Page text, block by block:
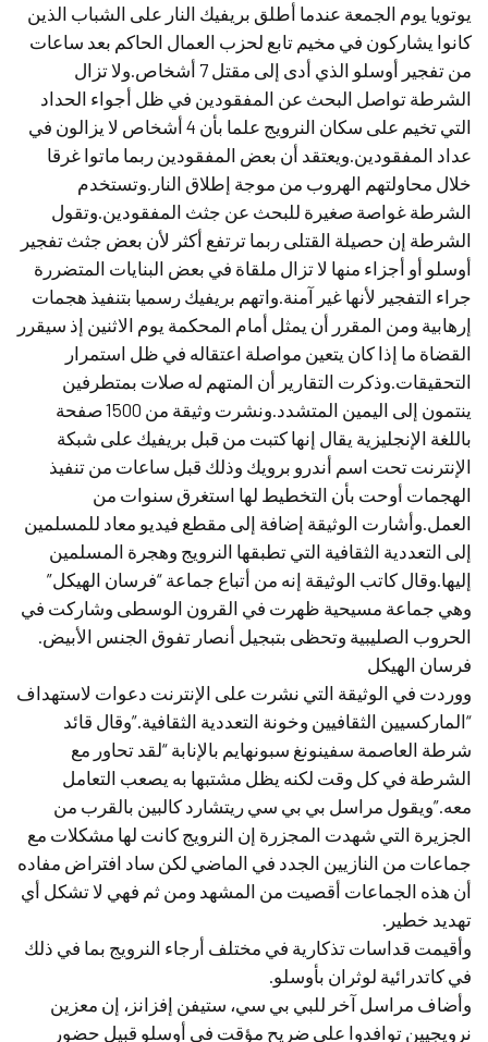
يوتويا يوم الجمعة عندما أطلق بريفيك النار على الشباب الذين
كانوا يشاركون في مخيم تابع لحزب العمال الحاكم بعد ساعات
من تفجير أوسلو الذي أدى إلى مقتل 7 أشخاص.ولا تزال
الشرطة تواصل البحث عن المفقودين في ظل أجواء الحداد
التي تخيم على سكان النرويج علما بأن 4 أشخاص لا يزالون في
عداد المفقودين.ويعتقد أن بعض المفقودين ربما ماتوا غرقا
خلال محاولتهم الهروب من موجة إطلاق النار.وتستخدم
الشرطة غواصة صغيرة للبحث عن جثث المفقودين.وتقول
الشرطة إن حصيلة القتلى ربما ترتفع أكثر لأن بعض جثث تفجير
أوسلو أو أجزاء منها لا تزال ملقاة في بعض البنايات المتضررة
جراء التفجير لأنها غير آمنة.واتهم بريفيك رسميا بتنفيذ هجمات
إرهابية ومن المقرر أن يمثل أمام المحكمة يوم الاثنين إذ سيقرر
القضاة ما إذا كان يتعين مواصلة اعتقاله في ظل استمرار
التحقيقات.وذكرت التقارير أن المتهم له صلات بمتطرفين
ينتمون إلى اليمين المتشدد.ونشرت وثيقة من 1500 صفحة
باللغة الإنجليزية يقال إنها كتبت من قبل بريفيك على شبكة
الإنترنت تحت اسم أندرو برويك وذلك قبل ساعات من تنفيذ
الهجمات أوحت بأن التخطيط لها استغرق سنوات من
العمل.وأشارت الوثيقة إضافة إلى مقطع فيديو معاد للمسلمين
إلى التعددية الثقافية التي تطبقها النرويج وهجرة المسلمين
إليها.وقال كاتب الوثيقة إنه من أتباع جماعة “فرسان الهيكل”
وهي جماعة مسيحية ظهرت في القرون الوسطى وشاركت في
الحروب الصليبية وتحظى بتبجيل أنصار تفوق الجنس الأبيض.
فرسان الهيكل
ووردت في الوثيقة التي نشرت على الإنترنت دعوات لاستهداف
“الماركسيين الثقافيين وخونة التعددية الثقافية.”وقال قائد
شرطة العاصمة سفينونغ سبونهايم بالإنابة “لقد تحاور مع
الشرطة في كل وقت لكنه يظل مشتبها به يصعب التعامل
معه.”ويقول مراسل بي بي سي ريتشارد كالبين بالقرب من
الجزيرة التي شهدت المجزرة إن النرويج كانت لها مشكلات مع
جماعات من النازيين الجدد في الماضي لكن ساد افتراض مفاده
أن هذه الجماعات أقصيت من المشهد ومن ثم فهي لا تشكل أي
تهديد خطير.
وأقيمت قداسات تذكارية في مختلف أرجاء النرويج بما في ذلك
في كاتدرائية لوثران بأوسلو.
وأضاف مراسل آخر للبي بي سي، ستيفن إفزانز، إن معزين
نرويجيين توافدوا على ضريح مؤقت في أوسلو قبيل حضور